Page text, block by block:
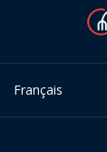
Français